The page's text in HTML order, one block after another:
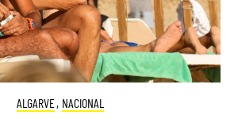
ALGARVE, NACIONAL